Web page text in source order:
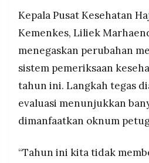
©
-
PT.
MEDIA
PRAMUDITA
tetap lolos seleksi daerah
tahun 2026 pelayanan
(sebelumnya cuma 1)
Kepala Pusat Kesehatan
Kemenkes, Liliek
menegaskan perubahan
sistem pemeriksaan
tahun ini. Langkah tegas
evaluasi menunjukkan
dimanfaatkan oknum
“Tahun ini kita tidak